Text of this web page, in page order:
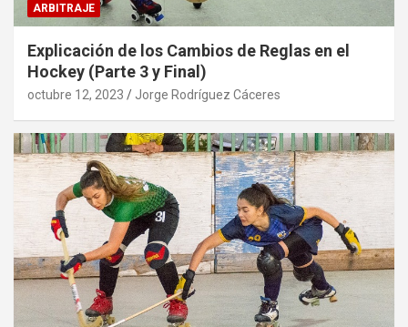
ARBITRAJE
Explicación de los Cambios de Reglas en el
Hockey (Parte 3 y Final)
octubre 12, 2023 Jorge Rodríguez Cáceres